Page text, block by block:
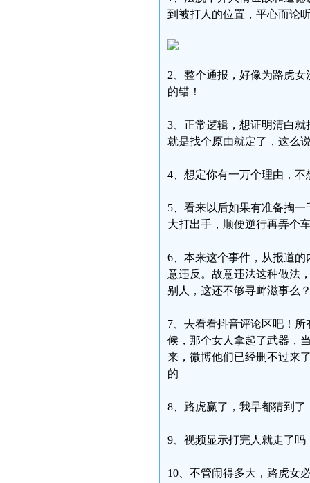
到被打人的位置，平心而论
2、整个通报，好像为路虎
的错！
3、正常逻辑，想证明清白
就是找个原由就定了，这么
4、想定你有一万个理由，
5、看来以后如果有准备掏
大打出手，顺便逆行再弄个
6、本来这个事件，从报道
意违反。故意违法这种做法
别人，这还不够寻衅滋事么
7、去看看抖音评论区吧！
候，那个女人拿起了武器，
来，微博他们已经删不过来
的
8、路虎赢了，我早都猜到了
9、视频显示打完人就走了
10、不管闹得多大，路虎女